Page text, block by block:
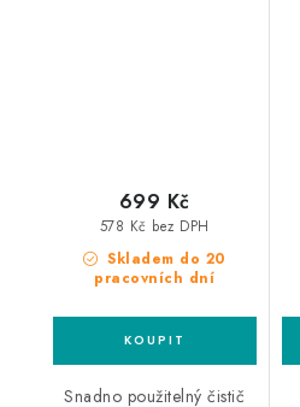
Skladem do 20
pracovních dní
578 Kč bez DPH
699 Kč
Snadno použitelný čistič